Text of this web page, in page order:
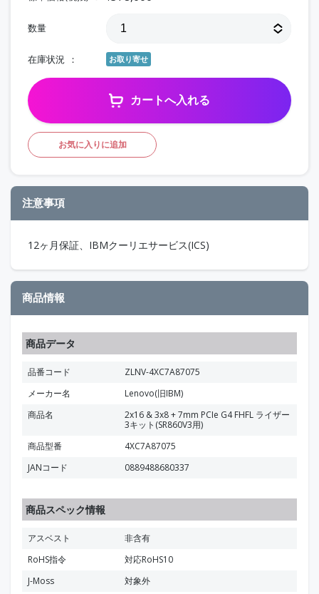
数量
在庫状況 お取り寄せ
カートへ入れる
お気に入りに追加
注意事項
12ヶ月保証、IBMクーリエサービス(ICS)
商品情報
商品データ
品番コード
ZLNV-4XC7A87075
メーカー名
Lenovo(旧IBM)
商品名
2x16 & 3x8 + 7mm PCIe G4 FHFL ライザー
3キット(SR860V3用)
商品型番
4XC7A87075
JANコード
0889488680337
商品スペック情報
アスベスト
非含有
RoHS指令
対応RoHS10
J-Moss
対象外